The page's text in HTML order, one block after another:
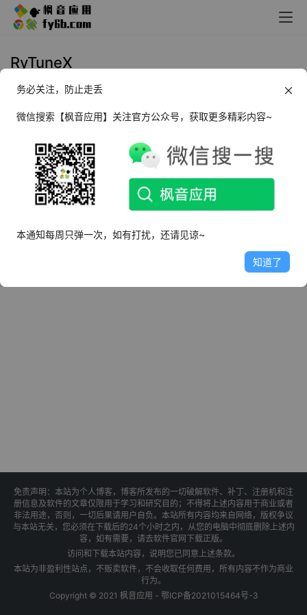
RyTuneX
_v0.8.2
2024年5月25日
免责声明：本站为个人博客，博客所发布的一切破解软件、补丁、注册机和注
册信息及软件的文章仅限用于学习和研究目的；不得将上述内容用于商业或者
非法用途，否则，一切后果请用户自负。本站所有内容均来自网络，版权争议
与本站无关，您必须在下载后的24个小时之内，从您的电脑中彻底删除上述内
容，如有需要，请去软件官网下载正版。
访问和下载本站内容，说明您已同意上述条款。
本站为非盈利性站点，不贩卖软件，不会收取任何费用，所有内容不作为商业
行为。
Copyright © 2021 枫音应用 - 鄂ICP备2021015464号-3
务必关注，防止走丢
微信搜索【枫音应用】关注官方公众号，获取更多精彩内容~
本通知每周只弹一次，如有打扰，还请见谅~
知道了